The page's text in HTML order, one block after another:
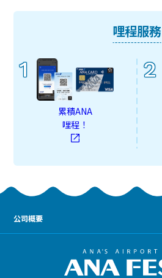
哩程服務
1
累積ANA
哩程！
2
公司概要